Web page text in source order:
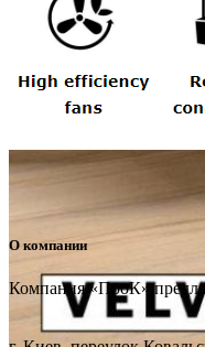
О компании
Компания «ПроК»